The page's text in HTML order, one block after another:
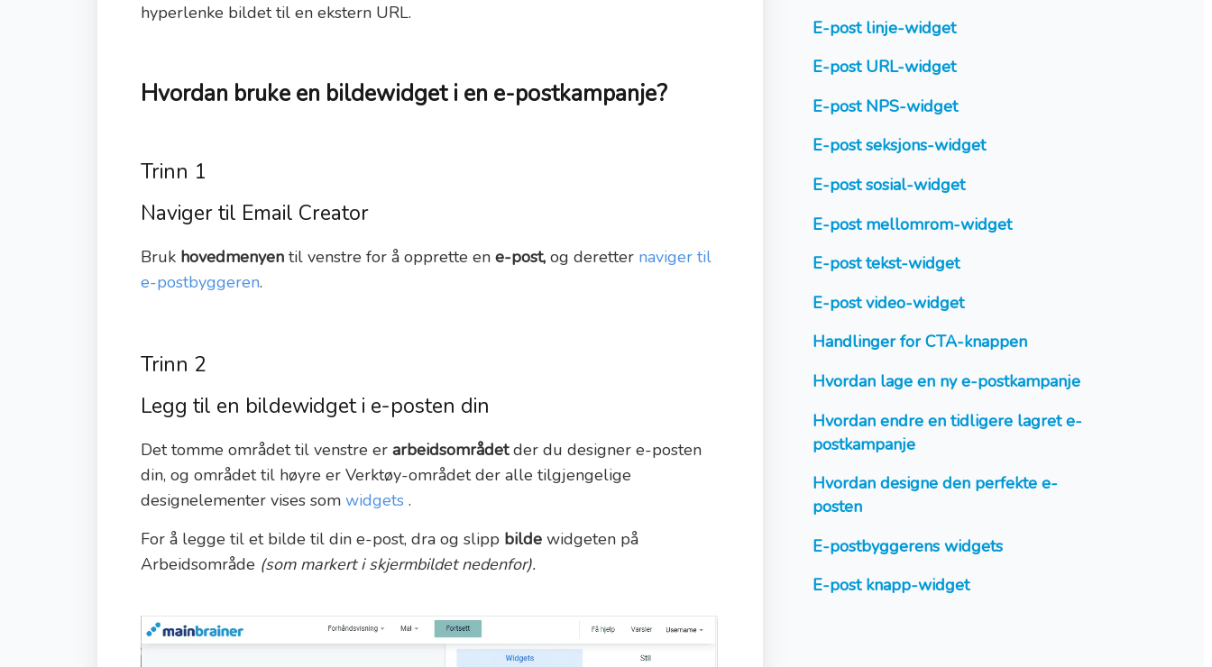
hyperlenke bildet til en ekstern URL.
Hvordan bruke en bildewidget i en e-postkampanje?
Trinn 1
Naviger til Email Creator
Bruk hovedmenyentil venstre for å opprette en e-post,og deretter naviger til
e-postbyggeren.
Trinn 2
Legg til en bildewidget i e-posten din
Det tomme området til venstre er arbeidsområdetder du designer e-posten
din, og området til høyre er Verktøy-området der alle tilgjengelige
designelementer vises som widgets.
For å legge til et bilde til din e-post, dra og slipp bildewidgeten på
Arbeidsområde (som markert i skjermbildet nedenfor).
E-post linje-widget
E-post URL-widget
E-post NPS-widget
E-post seksjons-widget
E-post sosial-widget
E-post mellomrom-widget
E-post tekst-widget
E-post video-widget
Handlinger for CTA-knappen
Hvordan lage en ny e-postkampanje
Hvordan endre en tidligere lagret e-
postkampanje
Hvordan designe den perfekte e-
posten
E-postbyggerens widgets
E-post knapp-widget